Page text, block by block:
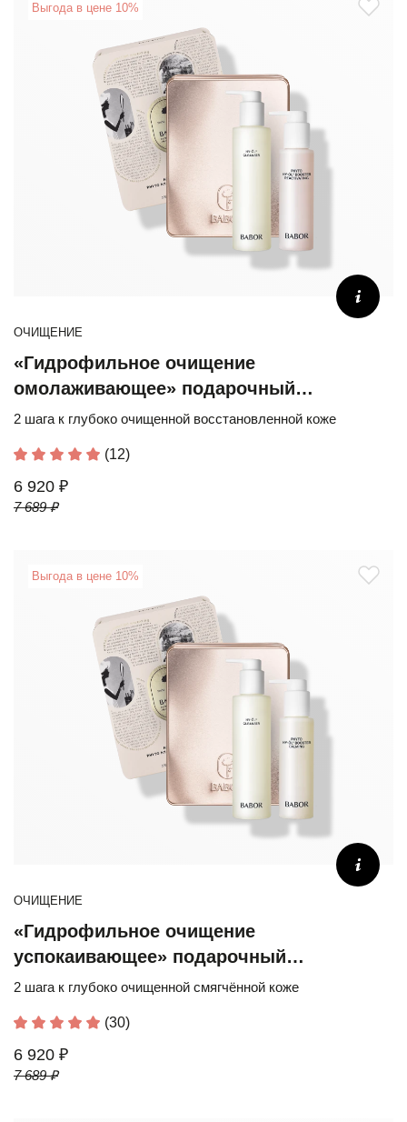
Выгода в цене 10%
ОЧИЩЕНИЕ
«Гидрофильное очищение
омолаживающее» подарочный
юбилейный набор
2 шага к глубоко очищенной восстановленной коже
(12)
6 920 ₽
7 689 ₽
Выгода в цене 10%
ОЧИЩЕНИЕ
«Гидрофильное очищение
успокаивающее» подарочный
юбилейный набор
2 шага к глубоко очищенной смягчённой коже
(30)
6 920 ₽
7 689 ₽